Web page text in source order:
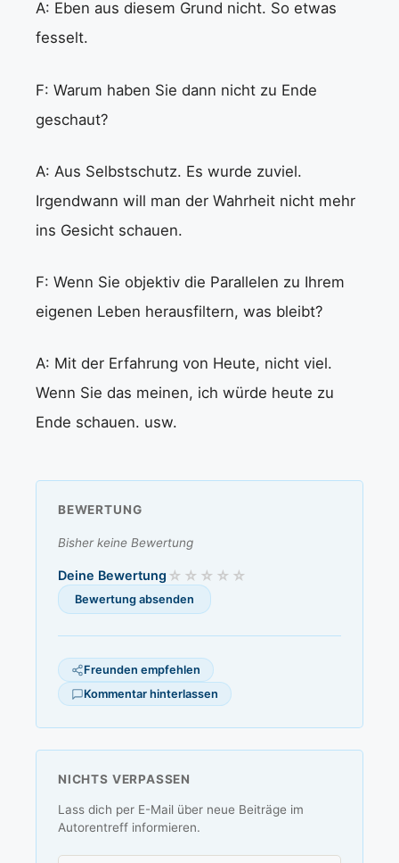
A: Eben aus diesem Grund nicht. So etwas
fesselt.
F: Warum haben Sie dann nicht zu Ende
geschaut?
A: Aus Selbstschutz. Es wurde zuviel.
Irgendwann will man der Wahrheit nicht mehr
ins Gesicht schauen.
F: Wenn Sie objektiv die Parallelen zu Ihrem
eigenen Leben herausfiltern, was bleibt?
A: Mit der Erfahrung von Heute, nicht viel.
Wenn Sie das meinen, ich würde heute zu
Ende schauen. usw.
BEWERTUNG
Bisher keine Bewertung
Deine Bewertung
Freunden empfehlen
Kommentar hinterlassen
NICHTS VERPASSEN
Lass dich per E-Mail über neue Beiträge im
Autorentreff informieren.